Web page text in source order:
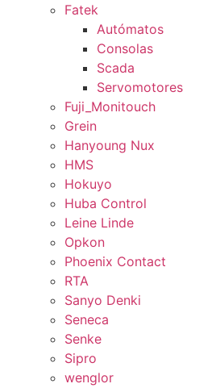
Fatek
Autómatos
Consolas
Scada
Servomotores
Fuji_Monitouch
Grein
Hanyoung Nux
HMS
Hokuyo
Huba Control
Leine Linde
Opkon
Phoenix Contact
RTA
Sanyo Denki
Seneca
Senke
Sipro
wenglor